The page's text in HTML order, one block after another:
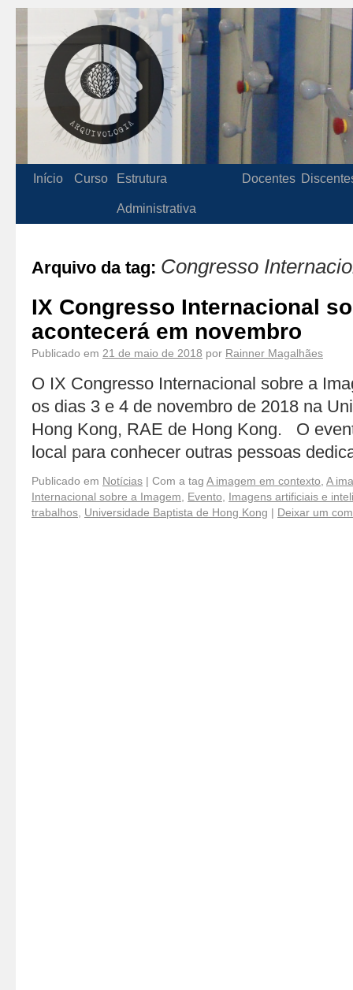
Início Curso Estrutura
Administrativa
Docentes
Arquivo da tag: Congresso
IX Congresso Internacional
acontecerá em novembro
Publicado em 21 de maio de 2018 por Rainner Magalhães
O IX Congresso Internacional sobre a
os dias 3 e 4 de novembro de 2018 na
Hong Kong, RAE de Hong Kong. O
local para conhecer outras pessoas
Publicado em Notícias | Com a tag A imagem em contexto A
Internacional sobre a Imagem
Evento
Imagens artificiais e
trabalhos Universidade Baptista de Hong Kong | Deixar um